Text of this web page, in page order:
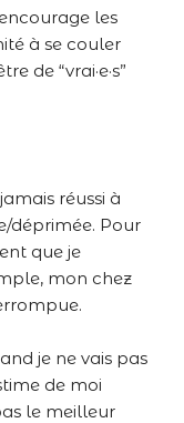
les
à se couler
de “vrai·e·s”
réussi à
déprimée. Pour
que je
mon chez
je ne vais pas
de moi
le meilleur